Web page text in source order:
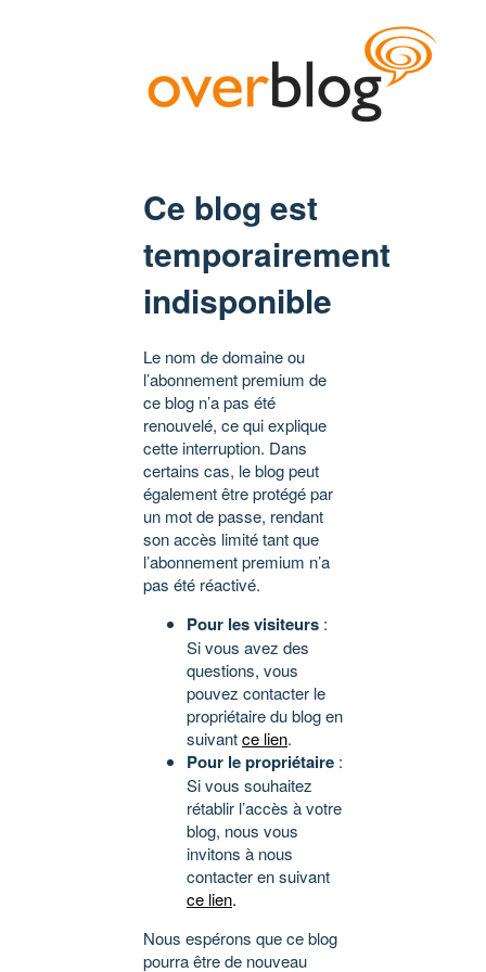
Ce blog est
temporairement
indisponible
Le nom de domaine ou
l’abonnement premium de
ce blog n’a pas été
renouvelé, ce qui explique
cette interruption. Dans
certains cas, le blog peut
également être protégé par
un mot de passe, rendant
son accès limité tant que
l’abonnement premium n’a
pas été réactivé.
Pour les visiteurs :
Si vous avez des
questions, vous
pouvez contacter le
propriétaire du blog en
suivantce lien.
Pour le propriétaire :
Si vous souhaitez
rétablir l’accès à votre
blog, nous vous
invitons à nous
contacter en suivant
ce lien.
Nous espérons que ce blog
pourra être de nouveau